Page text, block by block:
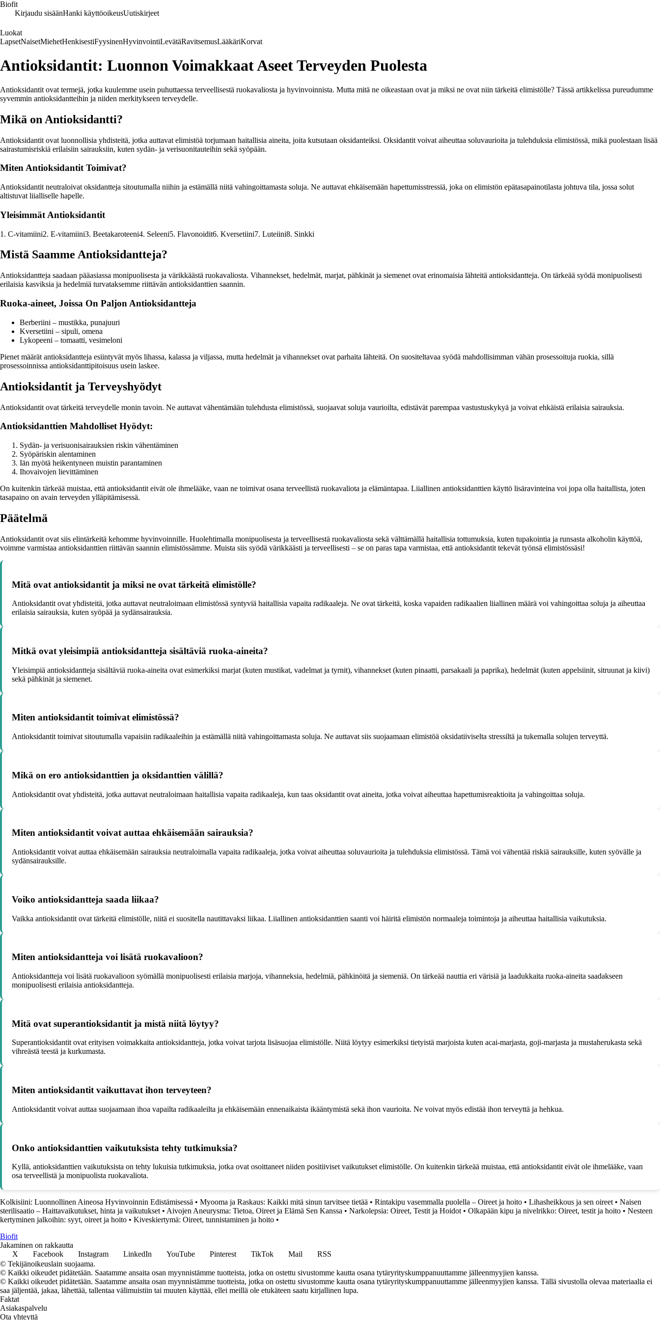
Biofit
Kirjaudu sisäänHanki käyttöoikeusUutiskirjeet
Luokat
LapsetNaisetMiehetHenkisestiFyysinenHyvinvointiLevätäRavitsemusLääkäriKorvat
Antioksidantit: Luonnon Voimakkaat Aseet Terveyden Puolesta
Antioksidantit ovat termejä, jotka kuulemme usein puhuttaessa terveellisestä ruokavaliosta ja hyvinvoinnista. Mutta mitä ne oikeastaan ovat ja miksi ne ovat niin tärkeitä elimistölle? Tässä artikkelissa pureudumme
syvemmin antioksidantteihin ja niiden merkitykseen terveydelle.
Mikä on Antioksidantti?
Antioksidantit ovat luonnollisia yhdisteitä, jotka auttavat elimistöä torjumaan haitallisia aineita, joita kutsutaan oksidanteiksi. Oksidantit voivat aiheuttaa soluvaurioita ja tulehduksia elimistössä, mikä puolestaan lisää
sairastumisriskiä erilaisiin sairauksiin, kuten sydän- ja verisuonitauteihin sekä syöpään.
Miten Antioksidantit Toimivat?
Antioksidantit neutraloivat oksidantteja sitoutumalla niihin ja estämällä niitä vahingoittamasta soluja. Ne auttavat ehkäisemään hapettumisstressiä, joka on elimistön epätasapainotilasta johtuva tila, jossa solut
altistuvat liialliselle hapelle.
Yleisimmät Antioksidantit
1. C-vitamiini2. E-vitamiini3. Beetakaroteeni4. Seleeni5. Flavonoidit6. Kversetiini7. Luteiini8. Sinkki
Mistä Saamme Antioksidantteja?
Antioksidantteja saadaan pääasiassa monipuolisesta ja värikkäästä ruokavaliosta. Vihannekset, hedelmät, marjat, pähkinät ja siemenet ovat erinomaisia lähteitä antioksidantteja. On tärkeää syödä monipuolisesti
erilaisia kasviksia ja hedelmiä turvataksemme riittävän antioksidanttien saannin.
Ruoka-aineet, Joissa On Paljon Antioksidantteja
Berberiini – mustikka, punajuuri
Kversetiini – sipuli, omena
Lykopeeni – tomaatti, vesimeloni
Pienet määrät antioksidantteja esiintyvät myös lihassa, kalassa ja viljassa, mutta hedelmät ja vihannekset ovat parhaita lähteitä. On suositeltavaa syödä mahdollisimman vähän prosessoituja ruokia, sillä
prosessoinnissa antioksidanttipitoisuus usein laskee.
Antioksidantit ja Terveyshyödyt
Antioksidantit ovat tärkeitä terveydelle monin tavoin. Ne auttavat vähentämään tulehdusta elimistössä, suojaavat soluja vaurioilta, edistävät parempaa vastustuskykyä ja voivat ehkäistä erilaisia sairauksia.
Antioksidanttien Mahdolliset Hyödyt:
Sydän- ja verisuonisairauksien riskin vähentäminen
Syöpäriskin alentaminen
Iän myötä heikentyneen muistin parantaminen
Ihovaivojen lievittäminen
On kuitenkin tärkeää muistaa, että antioksidantit eivät ole ihmelääke, vaan ne toimivat osana terveellistä ruokavaliota ja elämäntapaa. Liiallinen antioksidanttien käyttö lisäravinteina voi jopa olla haitallista, joten
tasapaino on avain terveyden ylläpitämisessä.
Päätelmä
Antioksidantit ovat siis elintärkeitä kehomme hyvinvoinnille. Huolehtimalla monipuolisesta ja terveellisestä ruokavaliosta sekä välttämällä haitallisia tottumuksia, kuten tupakointia ja runsasta alkoholin käyttöä,
voimme varmistaa antioksidanttien riittävän saannin elimistössämme. Muista siis syödä värikkäästi ja terveellisesti – se on paras tapa varmistaa, että antioksidantit tekevät työnsä elimistössäsi!
Mitä ovat antioksidantit ja miksi ne ovat tärkeitä elimistölle?
Antioksidantit ovat yhdisteitä, jotka auttavat neutraloimaan elimistössä syntyviä haitallisia vapaita radikaaleja. Ne ovat tärkeitä, koska vapaiden radikaalien liiallinen määrä voi vahingoittaa soluja ja aiheuttaa
erilaisia sairauksia, kuten syöpää ja sydänsairauksia.
Mitkä ovat yleisimpiä antioksidantteja sisältäviä ruoka-aineita?
Yleisimpiä antioksidantteja sisältäviä ruoka-aineita ovat esimerkiksi marjat (kuten mustikat, vadelmat ja tyrnit), vihannekset (kuten pinaatti, parsakaali ja paprika), hedelmät (kuten appelsiinit, sitruunat ja kiivi)
sekä pähkinät ja siemenet.
Miten antioksidantit toimivat elimistössä?
Antioksidantit toimivat sitoutumalla vapaisiin radikaaleihin ja estämällä niitä vahingoittamasta soluja. Ne auttavat siis suojaamaan elimistöä oksidatiiviselta stressiltä ja tukemalla solujen terveyttä.
Mikä on ero antioksidanttien ja oksidanttien välillä?
Antioksidantit ovat yhdisteitä, jotka auttavat neutraloimaan haitallisia vapaita radikaaleja, kun taas oksidantit ovat aineita, jotka voivat aiheuttaa hapettumisreaktioita ja vahingoittaa soluja.
Miten antioksidantit voivat auttaa ehkäisemään sairauksia?
Antioksidantit voivat auttaa ehkäisemään sairauksia neutraloimalla vapaita radikaaleja, jotka voivat aiheuttaa soluvaurioita ja tulehduksia elimistössä. Tämä voi vähentää riskiä sairauksille, kuten syövälle ja
sydänsairauksille.
Voiko antioksidantteja saada liikaa?
Vaikka antioksidantit ovat tärkeitä elimistölle, niitä ei suositella nautittavaksi liikaa. Liiallinen antioksidanttien saanti voi häiritä elimistön normaaleja toimintoja ja aiheuttaa haitallisia vaikutuksia.
Miten antioksidantteja voi lisätä ruokavalioon?
Antioksidantteja voi lisätä ruokavalioon syömällä monipuolisesti erilaisia marjoja, vihanneksia, hedelmiä, pähkinöitä ja siemeniä. On tärkeää nauttia eri värisiä ja laadukkaita ruoka-aineita saadakseen
monipuolisesti erilaisia antioksidantteja.
Mitä ovat superantioksidantit ja mistä niitä löytyy?
Superantioksidantit ovat erityisen voimakkaita antioksidantteja, jotka voivat tarjota lisäsuojaa elimistölle. Niitä löytyy esimerkiksi tietyistä marjoista kuten acai-marjasta, goji-marjasta ja mustaherukasta sekä
vihreästä teestä ja kurkumasta.
Miten antioksidantit vaikuttavat ihon terveyteen?
Antioksidantit voivat auttaa suojaamaan ihoa vapailta radikaaleilta ja ehkäisemään ennenaikaista ikääntymistä sekä ihon vaurioita. Ne voivat myös edistää ihon terveyttä ja hehkua.
Onko antioksidanttien vaikutuksista tehty tutkimuksia?
Kyllä, antioksidanttien vaikutuksista on tehty lukuisia tutkimuksia, jotka ovat osoittaneet niiden positiiviset vaikutukset elimistölle. On kuitenkin tärkeää muistaa, että antioksidantit eivät ole ihmelääke, vaan
osa terveellistä ja monipuolista ruokavaliota.
Kolkisiini: Luonnollinen Aineosa Hyvinvoinnin Edistämisessä • Myooma ja Raskaus: Kaikki mitä sinun tarvitsee tietää • Rintakipu vasemmalla puolella – Oireet ja hoito • Lihasheikkous ja sen oireet • Naisen
sterilisaatio – Haittavaikutukset, hinta ja vaikutukset • Aivojen Aneurysma: Tietoa, Oireet ja Elämä Sen Kanssa • Narkolepsia: Oireet, Testit ja Hoidot • Olkapään kipu ja nivelrikko: Oireet, testit ja hoito • Nesteen
kertyminen jalkoihin: syyt, oireet ja hoito • Kiveskiertymä: Oireet, tunnistaminen ja hoito •
Biofit
Jakaminen on rakkautta
X
Facebook Instagram LinkedIn YouTube Pinterest TikTok Mail
RSS
© Tekijänoikeuslain suojaama.
© Kaikki oikeudet pidätetään. Saatamme ansaita osan myynnistämme tuotteista, jotka on ostettu sivustomme kautta osana tytäryrityskumppanuuttamme jälleenmyyjien kanssa.
© Kaikki oikeudet pidätetään. Saatamme ansaita osan myynnistämme tuotteista, jotka on ostettu sivustomme kautta osana tytäryrityskumppanuuttamme jälleenmyyjien kanssa. Tällä sivustolla olevaa materiaalia ei
saa jäljentää, jakaa, lähettää, tallentaa välimuistiin tai muuten käyttää, ellei meillä ole etukäteen saatu kirjallinen lupa.
Faktat
Asiakaspalvelu
Ota yhteyttä